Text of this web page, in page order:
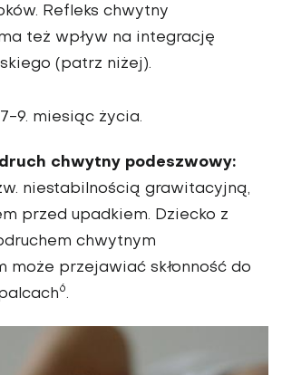
Refleks chwytny
też wpływ na integrację
(patrz niżej).
7-9. miesiąc życia.
chwytny podeszwowy:
niestabilnością grawitacyjną,
przed upadkiem. Dziecko z
chwytnym
może przejawiać skłonność do
6.